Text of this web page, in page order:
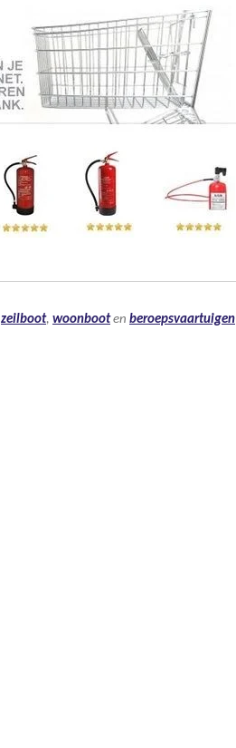
zeilboot, woonbooten beroepsvaartuigen